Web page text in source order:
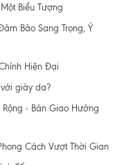
Biểu Tượng
Bảo Sang Trọng, Ý
Hiện Đại
giày da?
- Bản Giao Hưởng
Cách Vượt Thời Gian